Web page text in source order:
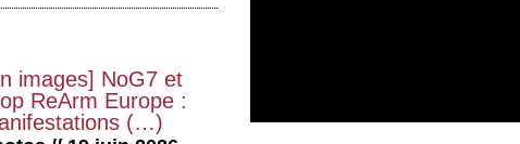
images] NoG7 et
ReArm Europe :
(…)